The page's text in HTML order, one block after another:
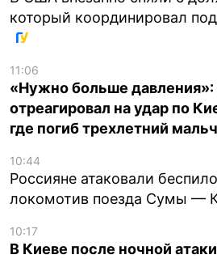
который координировал
11:06
«Нужно больше давления»:
отреагировал на удар по
где погиб трехлетний
10:44
Россияне атаковали
локомотив поезда Сумы —
10:17
В Киеве после ночной